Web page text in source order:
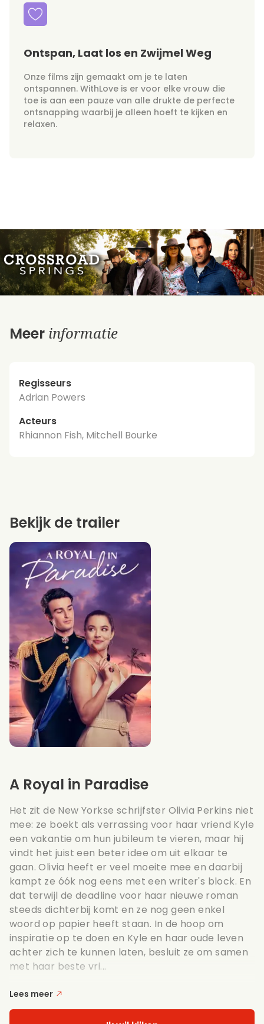
Ontspan, Laat los en Zwijmel Weg
Onze films zijn gemaakt om je te laten
ontspannen. WithLove is er voor elke vrouw die
toe is aan een pauze van alle drukte de perfecte
ontsnapping waarbij je alleen hoeft te kijken en
relaxen.
Meer informatie
Regisseurs
Adrian Powers
Acteurs
Rhiannon Fish, Mitchell Bourke
A Royal in Paradise
Het zit de New Yorkse schrijfster Olivia Perkins niet
mee: ze boekt als verrassing voor haar vriend Kyle
een vakantie om hun jubileum te vieren, maar hij
vindt het juist een beter idee om uit elkaar te
gaan. Olivia heeft er veel moeite mee en daarbij
kampt ze óók nog eens met een writer's block. En
dat terwijl de deadline voor haar nieuwe roman
steeds dichterbij komt en ze nog geen enkel
woord op papier heeft staan. In de hoop om
inspiratie op te doen en Kyle en haar oude leven
achter zich te kunnen laten, besluit ze om samen
met haar beste vri...
Lees meer
Bekijk de trailer